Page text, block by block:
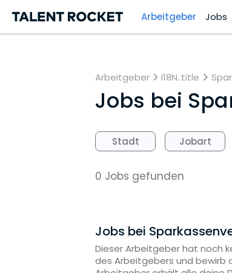
Arbeitgeber Jobs
Arbeitgeber I18N..title
Jobs bei
Stadt Jobart
0 Jobs gefunden
Jobs bei
Dieser Arbeitgeber hat noch
des Arbeitgebers und bewirb